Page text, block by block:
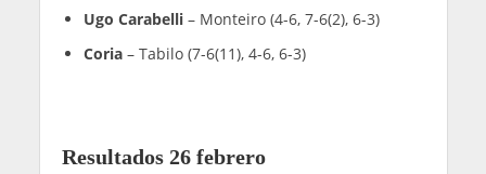
Ugo Carabelli– Monteiro (4-6, 7-6(2), 6-3)
Coria– Tabilo (7-6(11), 4-6, 6-3)
Resultados 26 febrero